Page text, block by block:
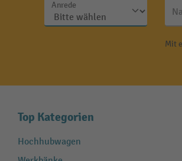
Anrede
Mit
Top Kategorien
Hochhubwagen